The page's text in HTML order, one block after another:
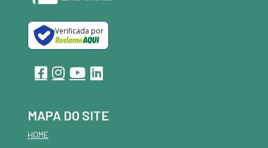
Verificada por
MAPA DO SITE
HOME